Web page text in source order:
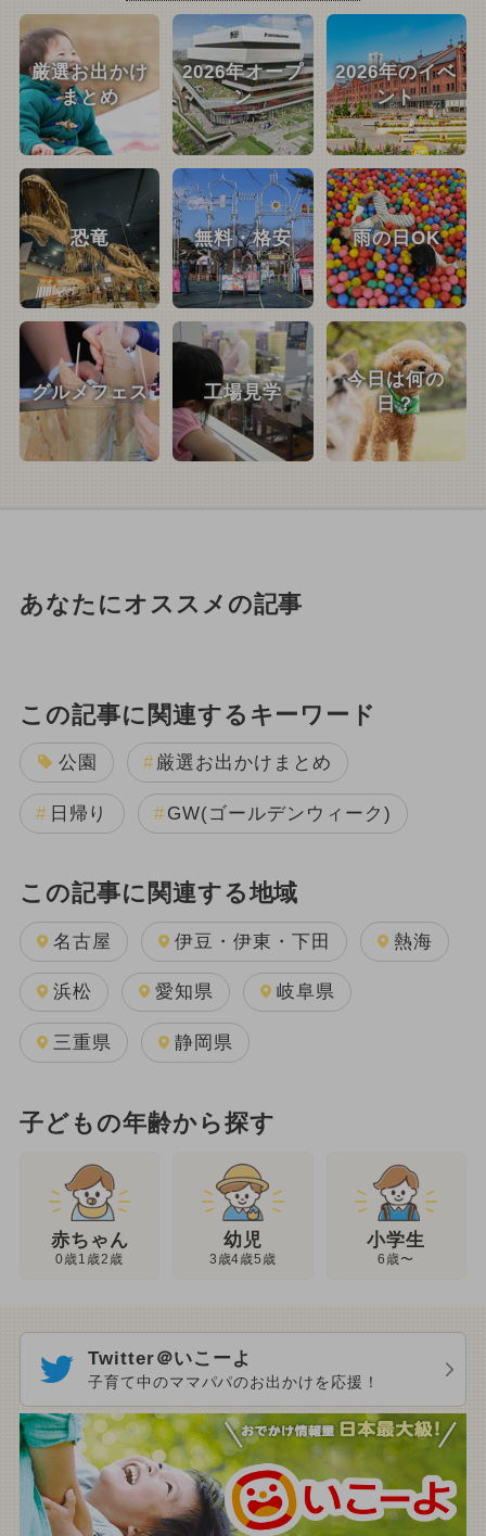
厳選お出かけ
まとめ
2026年オープ
ン
2026年のイベ
ント
恐竜 無料・格安 雨の日OK
グルメフェス 工場見学
今日は何の
日？
あなたにオススメの記事
この記事に関連するキーワード
公園 厳選お出かけまとめ
日帰り GW(ゴールデンウィーク)
この記事に関連する地域
名古屋 伊豆・伊東・下田 熱海
浜松 愛知県 岐阜県
三重県 静岡県
子どもの年齢から探す
赤ちゃん
0歳1歳2歳
幼児
3歳4歳5歳
小学生
6歳〜
Twitter＠いこーよ
子育て中のママパパのお出かけを応援！